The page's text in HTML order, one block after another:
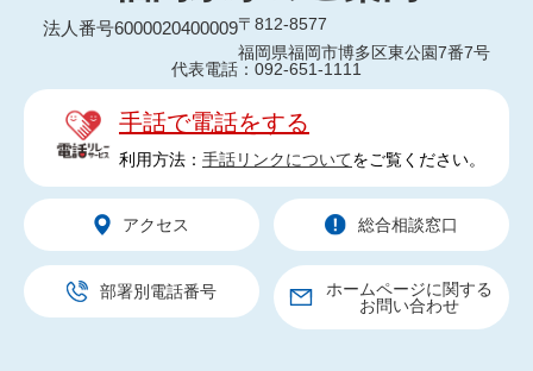
法人番号6000020400009〒812-8577
福岡県福岡市博多区東公園7番7号
代表電話：092-651-1111
手話で電話をする
利用方法： 手話リンクについてをご覧ください。
アクセス 総合相談窓口
部署別電話番号
ホームページに関する
お問い合わせ